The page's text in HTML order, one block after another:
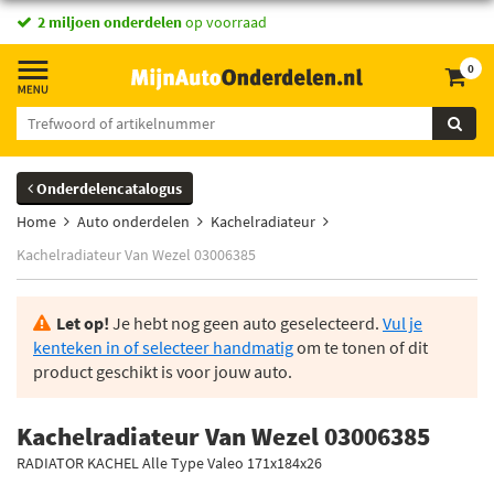
2 miljoen onderdelenop voorraad
0
Onderdelencatalogus
Home
Auto onderdelen
Kachelradiateur
Kachelradiateur Van Wezel 03006385
Let op! Je hebt nog geen auto geselecteerd. Vul je
kenteken in of selecteer handmatigom te tonen of dit
product geschikt is voor jouw auto.
Kachelradiateur Van Wezel 03006385
RADIATOR KACHEL Alle Type Valeo 171x184x26